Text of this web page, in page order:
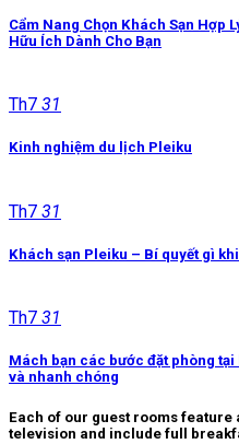
Cẩm Nang Chọn Khách Sạn Hợp
Hữu Ích Dành Cho Bạn
Th7 31
Kinh nghiệm du lịch Pleiku
Th7 31
Khách sạn Pleiku – Bí quyết gì
Th7 31
Mách bạn các bước đặt phòng
và nhanh chóng
Each of our guest rooms
television and include full